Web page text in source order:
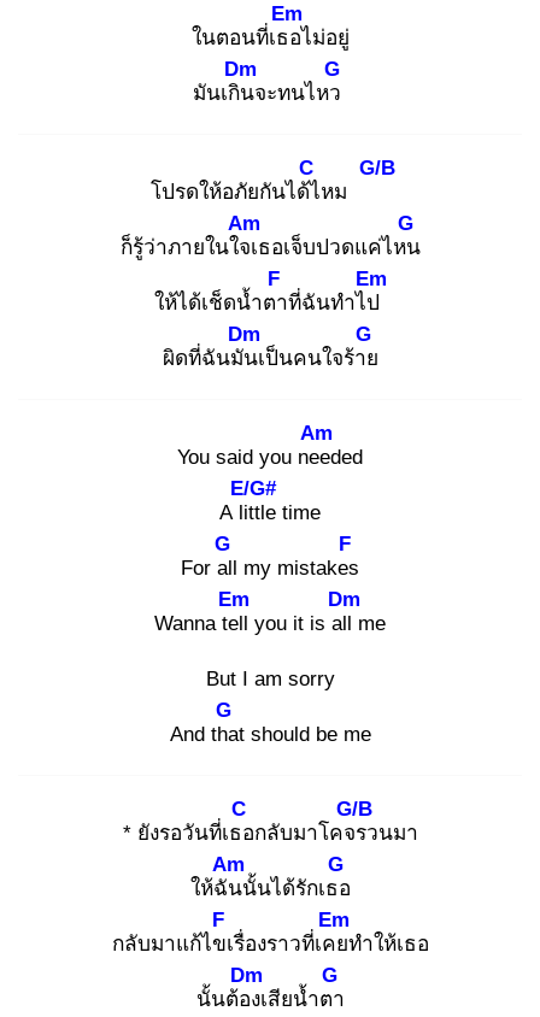
ในตอนที่เธอ
Em
ไม่อยู่
มันเกิน
Dm
จะทนไหว
G
โปรดให้อภัยกันได้ไ
C
หม
G/B
ก็รู้ว่าภายในใจเ
Am
ธอเจ็บปวดแค่ไหน
G
ให้ได้เช็ดน้ำตา
F
ที่ฉันทำไป
Em
ผิดที่ฉันมัน
Dm
เป็นคนใจร้าย
G
You said you nee
Am
ded
A litt
E/G#
le time
For all
G
my mistakes
F
Wanna tell
Em
you it is all
Dm
me
But I am sorry
And tha
G
t should be me
* ยังรอวันที่เธอ
C
กลับมาโคจร
G/B
วนมา
ให้ฉัน
Am
นั้นได้รักเธอ
G
กลับมาแก้ไขเ
F
รื่องราวที่เคย
Em
ทำให้เธอ
นั้นต้อง
Dm
เสียน้ำตา
G